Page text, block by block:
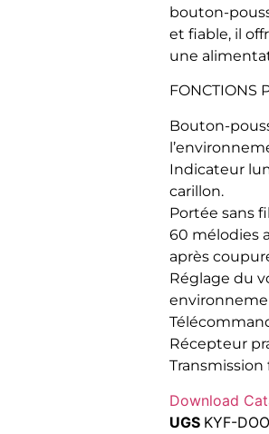
bouton-
et fiable, il
une
FONCTIONS
Bouton-
Indicateur
carillon.
Portée sans
60 mélodies
après
Réglage du
Récepteur
Transmission
Download
UGS KYF-